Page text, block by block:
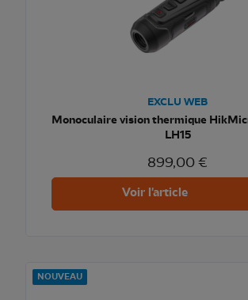
EXCLU WEB
Monoculaire vision thermique
LH15
899,00 €
Voir l'article
NOUVEAU